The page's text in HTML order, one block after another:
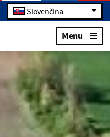
Slovenčina
Menu